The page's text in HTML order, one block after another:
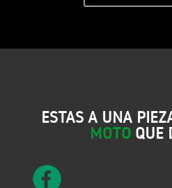
ESTAS A UNA
MOTO QUE